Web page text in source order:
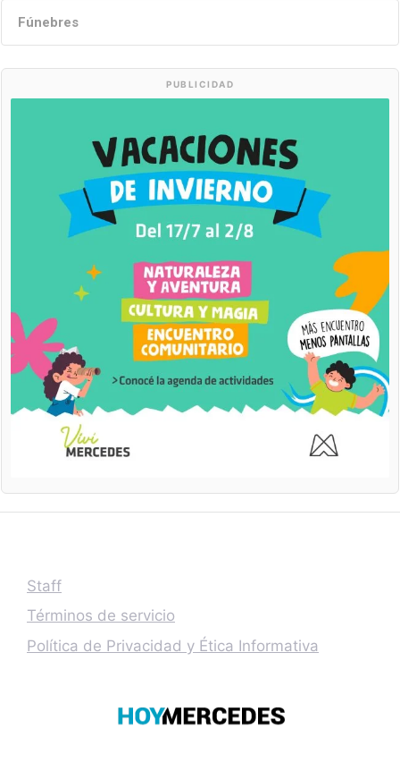
Fúnebres
PUBLICIDAD
Staff
Términos de servicio
Política de Privacidad y Ética Informativa